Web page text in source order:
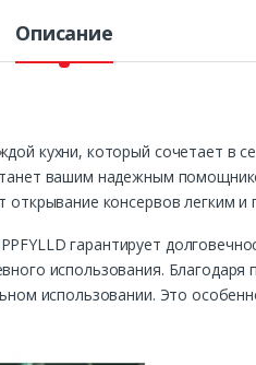
Описание
кухни, который сочетает в
вашим надежным
консервов легким и
гарантирует
использования. Благодаря
использовании. Это